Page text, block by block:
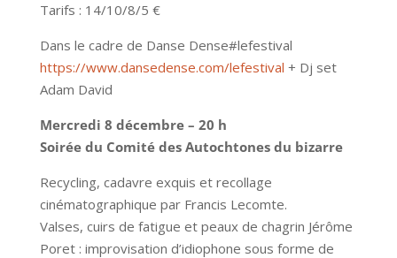
Tarifs : 14/10/8/5 €
Dans le cadre de Danse Dense#lefestival
https://www.dansedense.com/lefestival + Dj set
Adam David
Mercredi 8 décembre – 20 h
Soirée du Comité des Autochtones du bizarre
Recycling, cadavre exquis et recollage
cinématographique par Francis Lecomte.
Valses, cuirs de fatigue et peaux de chagrin Jérôme
Poret : improvisation d’idiophone sous forme de